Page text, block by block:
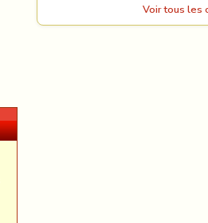
Voir tous les